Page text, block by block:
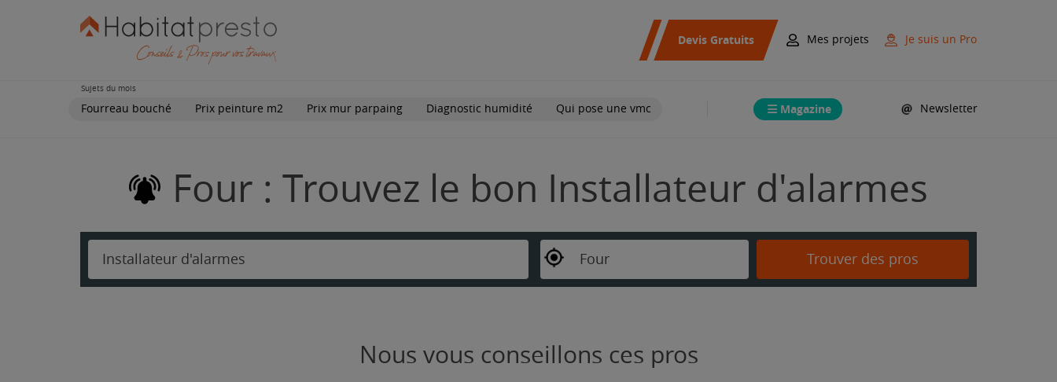
Devis Gratuits Mes projets Je suis un Pro
Sujets du mois
Fourreau bouché Prix peinture m2 Prix mur parpaing Diagnostic humidité Qui pose une vmc Magazine Newsletter
Four : Trouvez le bon Installateur d'alarmes
Installateur d'alarmes Four Trouver des pros
Nous vous conseillons ces pros